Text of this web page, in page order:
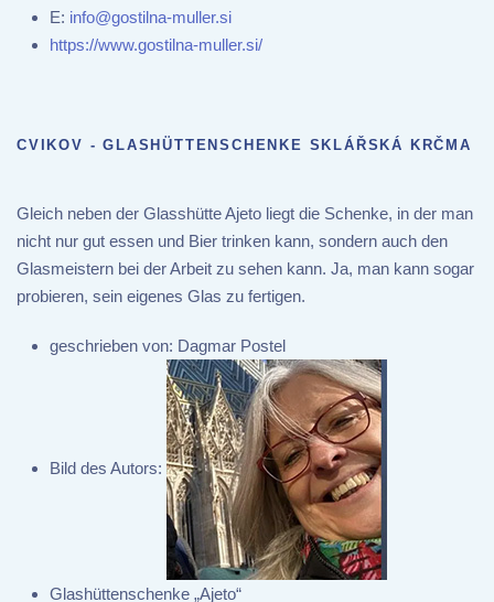
E: info@gostilna-muller.si
https://www.gostilna-muller.si/
CVIKOV - GLASHÜTTENSCHENKE SKLÁŘSKÁ KRČMA
Gleich neben der Glasshütte Ajeto liegt die Schenke, in der man
nicht nur gut essen und Bier trinken kann, sondern auch den
Glasmeistern bei der Arbeit zu sehen kann. Ja, man kann sogar
probieren, sein eigenes Glas zu fertigen.
geschrieben von: Dagmar Postel
Bild des Autors:
Glashüttenschenke „Ajeto“